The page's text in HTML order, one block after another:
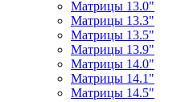
Матрицы 13.0"
Матрицы 13.3"
Матрицы 13.5"
Матрицы 13.9"
Матрицы 14.0"
Матрицы 14.1"
Матрицы 14.5"